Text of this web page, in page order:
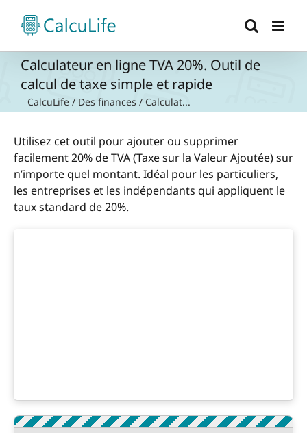
contenu
Calculateur en ligne TVA 20%. Outil de
calcul de taxe simple et rapide
CalcuLife / Des finances / Calculat...
Utilisez cet outil pour ajouter ou supprimer
facilement 20% de TVA (Taxe sur la Valeur Ajoutée) sur
n’importe quel montant. Idéal pour les particuliers,
les entreprises et les indépendants qui appliquent le
taux standard de 20%.